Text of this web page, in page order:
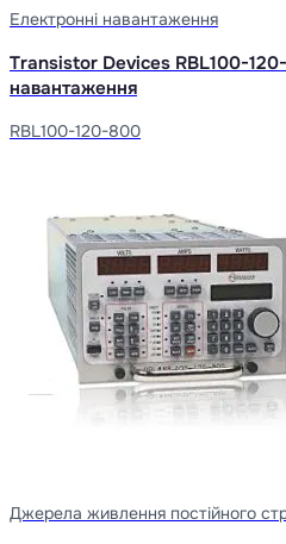
Електронні навантаження
Transistor Devices RBL100-
навантаження
RBL100-120-800
Джерела живлення постійного